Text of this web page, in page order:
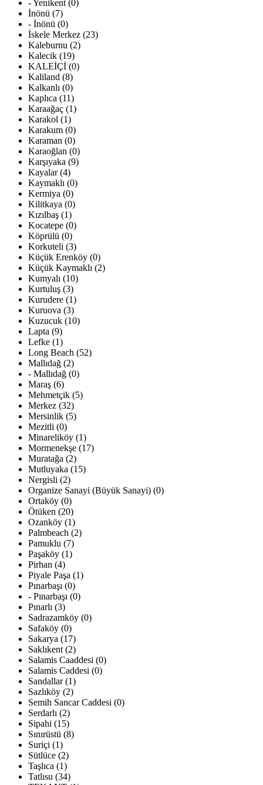
- Yenikent (0)
İnönü (7)
- İnönü (0)
İskele Merkez (23)
Kaleburnu (2)
Kalecik (19)
KALEİÇİ (0)
Kaliland (8)
Kalkanlı (0)
Kaplıca (11)
Karaağaç (1)
Karakol (1)
Karakum (0)
Karaman (0)
Karaoğlan (0)
Karşıyaka (9)
Kayalar (4)
Kaymaklı (0)
Kermiya (0)
Kilitkaya (0)
Kızılbaş (1)
Kocatepe (0)
Köprülü (0)
Korkuteli (3)
Küçük Erenköy (0)
Küçük Kaymaklı (2)
Kumyalı (10)
Kurtuluş (3)
Kurudere (1)
Kuruova (3)
Kuzucuk (10)
Lapta (9)
Lefke (1)
Long Beach (52)
Mallıdağ (2)
- Mallıdağ (0)
Maraş (6)
Mehmetçik (5)
Merkez (32)
Mersinlik (5)
Mezitli (0)
Minareliköy (1)
Mormenekşe (17)
Muratağa (2)
Mutluyaka (15)
Nergisli (2)
Organize Sanayi (Büyük Sanayi) (0)
Ortaköy (0)
Ötüken (20)
Ozanköy (1)
Palmbeach (2)
Pamuklu (7)
Paşaköy (1)
Pirhan (4)
Piyale Paşa (1)
Pınarbaşı (0)
- Pınarbaşı (0)
Pınarlı (3)
Sadrazamköy (0)
Safaköy (0)
Sakarya (17)
Saklıkent (2)
Salamis Caaddesi (0)
Salamis Caddesi (0)
Sandallar (1)
Sazlıköy (2)
Semih Sancar Caddesi (0)
Serdarlı (2)
Sipahi (15)
Sınırüstü (8)
Suriçi (1)
Sütlüce (2)
Taşlıca (1)
Tatlısu (34)